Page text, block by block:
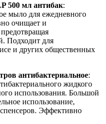
500 мл антибак:
мыло для ежедневного
очищает и
Подходит для
и других общественных
антибактериальное:
жидкого
использования. Большой
использование,
Эффективно